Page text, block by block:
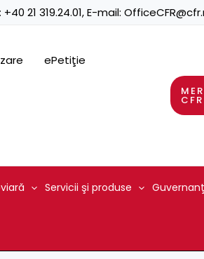
+40 21 319.24.01, E-mail:
ePetiţie
CFR
Servicii şi produse